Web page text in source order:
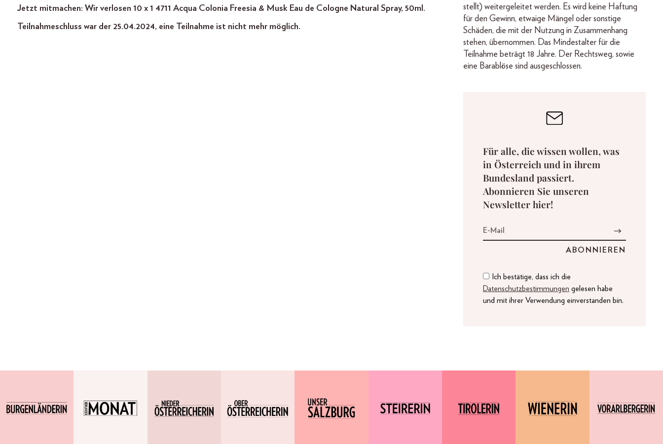
Jetzt mitmachen: Wir verlosen 10 x 1 4711 Acqua Colonia Freesia & Musk Eau de Cologne Natural Spray, 50ml.
Teilnahmeschluss war der 25.04.2024, eine Teilnahme ist nicht mehr möglich.
stellt) weitergeleitet werden. Es wird keine Haftung
für den Gewinn, etwaige Mängel oder sonstige
Schäden, die mit der Nutzung in Zusammenhang
stehen, übernommen. Das Mindestalter für die
Teilnahme beträgt 18 Jahre. Der Rechtsweg, sowie
eine Barablöse sind ausgeschlossen.
Für alle, die wissen wollen, was
in Österreich und in ihrem
Bundesland passiert.
Abonnieren Sie unseren
Newsletter hier!
Ich bestätige, dass ich die
Datenschutzbestimmungen gelesen habe
und mit ihrer Verwendung einverstanden bin.